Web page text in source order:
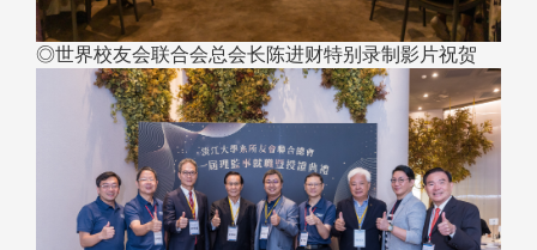
◎世界校友会联合会总会长陈进财特别录制影片祝贺